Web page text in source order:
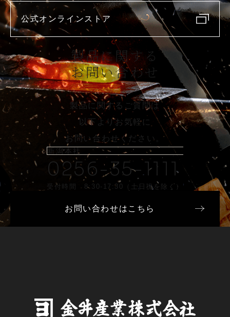
公式オンラインストア
製品に関する
お問い合わせ
製品に関するご質問は
以下よりお気軽に
お問い合わせください。
新潟本社
0256-35-1111
受付時間 8:30-17:30（土日祝を除く）
お問い合わせはこちら